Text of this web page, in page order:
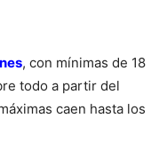
, con mínimas de 18
todo a partir del
caen hasta los